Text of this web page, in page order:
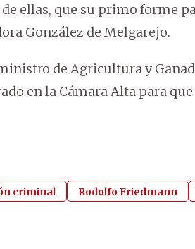
ellas, que su primo forme
González de Melgarejo.
de Agricultura y
en la Cámara Alta para
criminal Rodolfo Friedmann